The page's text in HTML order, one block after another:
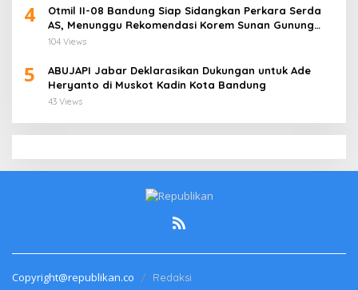
4
Otmil II-08 Bandung Siap Sidangkan Perkara Serda
AS, Menunggu Rekomendasi Korem Sunan Gunung
Jati Cirebon
104 Views
5
ABUJAPI Jabar Deklarasikan Dukungan untuk Ade
Heryanto di Muskot Kadin Kota Bandung
43 Views
Copyright@republikan.co Redaksi